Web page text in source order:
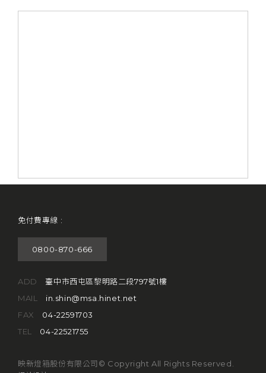
免付費專線 :
0800-870-666
ADD
臺中市西屯區黎明路二段797號1樓
MAIL
in.shin@msa.hinet.net
FAX
04-22591703
TEL
04-22521755
映新燈箱股份有限公司© Copyright All Rights Reserved.